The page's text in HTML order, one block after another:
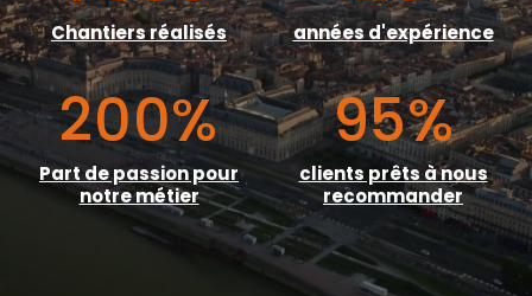
Chantiers réalisés années d'expérience
200%
Part de passion pour
notre métier
95%
clients prêts à nous
recommander